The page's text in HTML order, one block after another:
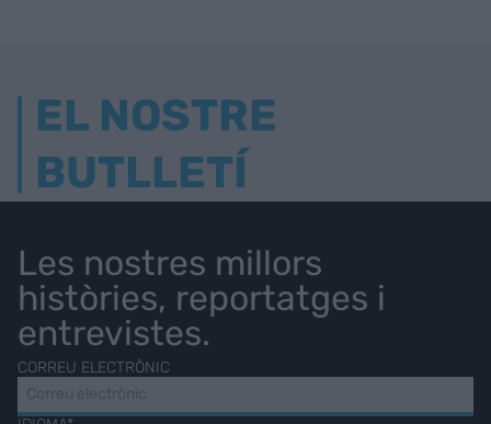
EL NOSTRE
BUTLLETÍ
Les nostres millors
històries, reportatges i
entrevistes.
CORREU ELECTRÒNIC